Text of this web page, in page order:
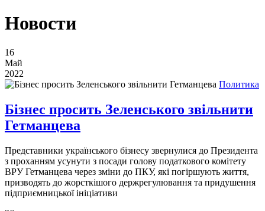
Новости
16
Май
2022
Политика
Бізнес просить Зеленського звільнити
Гетманцева
Представники українського бізнесу звернулися до Президента
з проханням усунути з посади голову податкового комітету
ВРУ Гетманцева через зміни до ПКУ, які погіршують життя,
призводять до жорсткішого держрегулювання та придушення
підприємницької ініціативи